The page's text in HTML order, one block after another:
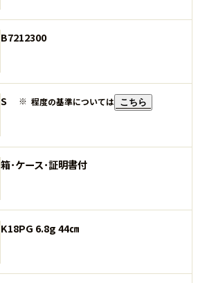
B7212300
S 程度の基準については こちら
箱･ケース･証明書付
K18PG 6.8g 44㎝